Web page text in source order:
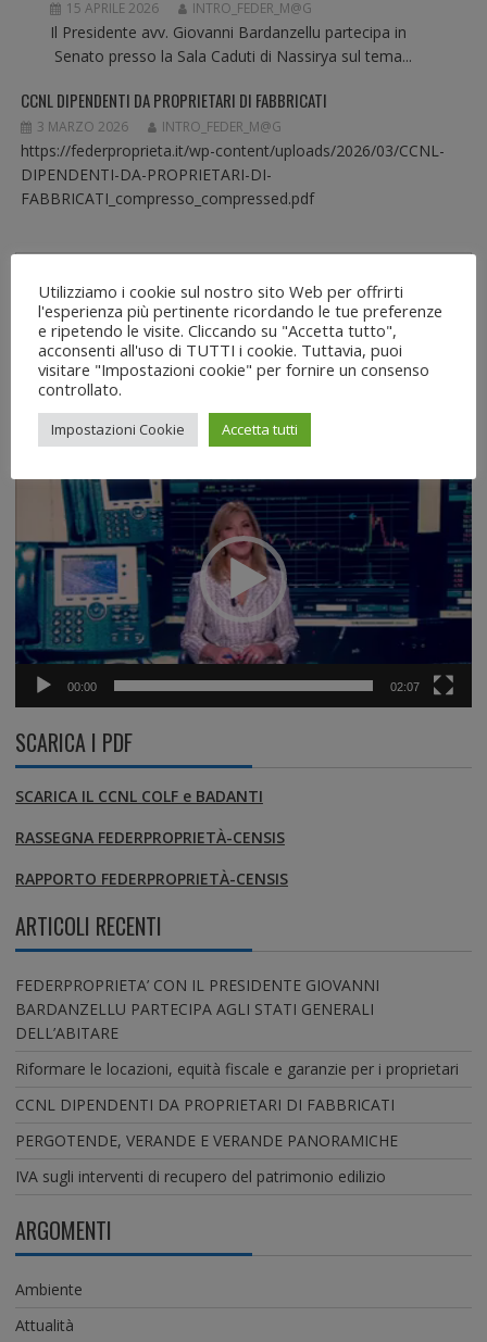
15 APRILE 2026 INTRO_FEDER_M@G
Il Presidente avv. Giovanni Bardanzellu partecipa in
Senato presso la Sala Caduti di Nassirya sul tema...
CCNL DIPENDENTI DA PROPRIETARI DI FABBRICATI
3 MARZO 2026 INTRO_FEDER_M@G
https://federproprieta.it/wp-content/uploads/2026/03/CCNL-
DIPENDENTI-DA-PROPRIETARI-DI-
FABBRICATI_compresso_compressed.pdf
SERVIZIO RAI
Video Servizio RAI
13:30 – 19/12/2022
Player
00:00 02:07
SCARICA I PDF
SCARICA IL CCNL COLF e BADANTI
RASSEGNA FEDERPROPRIETÀ-CENSIS
RAPPORTO FEDERPROPRIETÀ-CENSIS
ARTICOLI RECENTI
FEDERPROPRIETA’ CON IL PRESIDENTE GIOVANNI
BARDANZELLU PARTECIPA AGLI STATI GENERALI
DELL’ABITARE
Riformare le locazioni, equità fiscale e garanzie per i proprietari
CCNL DIPENDENTI DA PROPRIETARI DI FABBRICATI
PERGOTENDE, VERANDE E VERANDE PANORAMICHE
IVA sugli interventi di recupero del patrimonio edilizio
ARGOMENTI
Ambiente
Attualità
Utilizziamo i cookie sul nostro sito Web per offrirti
l'esperienza più pertinente ricordando le tue preferenze
e ripetendo le visite. Cliccando su "Accetta tutto",
acconsenti all'uso di TUTTI i cookie. Tuttavia, puoi
visitare "Impostazioni cookie" per fornire un consenso
controllato.
Impostazioni Cookie Accetta tutti